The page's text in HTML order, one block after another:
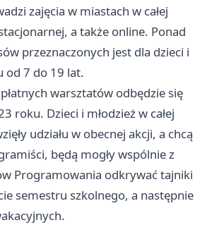
zajęcia w miastach w całej
a także online. Ponad
przeznaczonych jest dla dzieci i
od 7 do 19 lat.
warsztatów odbędzie się
roku. Dzieci i młodzież w całej
udziału w obecnej akcji, a chcą
będą mogły wspólnie z
Programowania odkrywać tajniki
semestru szkolnego, a następnie